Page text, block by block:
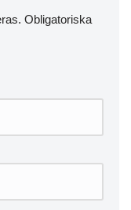
Obligatoriska